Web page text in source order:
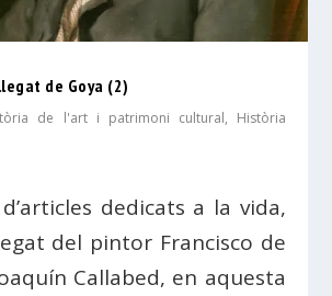
de Goya (2)
de l'art i patrimoni cultural, Història
dedicats a la vida,
del pintor Francisco de
Callabed, en aquesta